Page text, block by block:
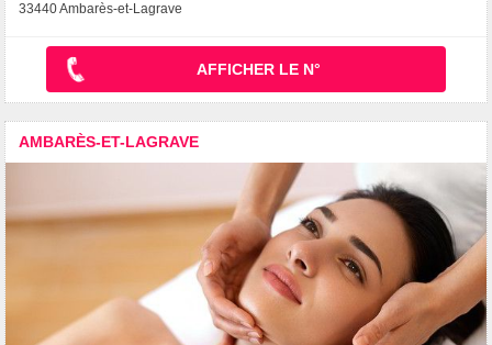
33440 Ambarès-et-Lagrave
AFFICHER LE N°
AMBARÈS-ET-LAGRAVE